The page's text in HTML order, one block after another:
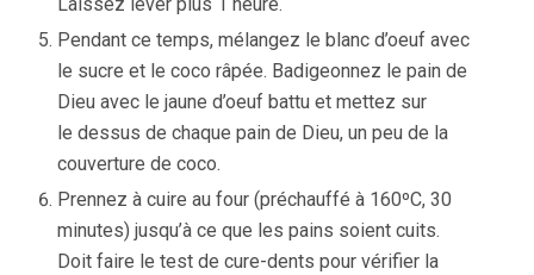
Pendant ce temps, mélangez le blanc d’oeuf avec
le sucre et le coco râpée. Badigeonnez le pain de
Dieu avec le jaune d’oeuf battu et mettez sur
le dessus de chaque pain de Dieu, un peu de la
couverture de coco.
Prennez à cuire au four (préchauffé à 160ºC, 30
minutes) jusqu’à ce que les pains soient cuits.
Doit faire le test de cure-dents pour vérifier la